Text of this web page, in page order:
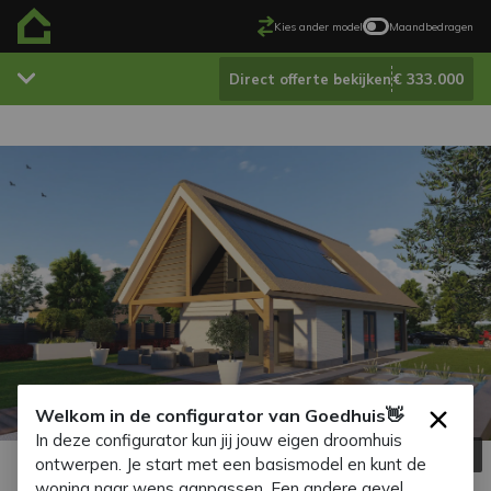
Kies ander model Maandbedragen
Direct offerte bekijken€ 333.000
Hulp nodig?
Welkom in de configurator van Goedhuis👋
×